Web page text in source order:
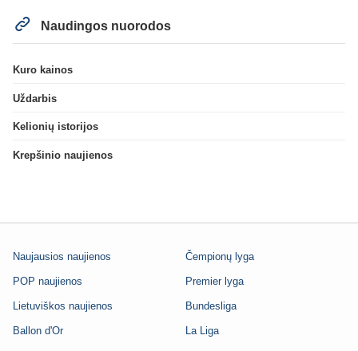
Naudingos nuorodos
Kuro kainos
Uždarbis
Kelionių istorijos
Krepšinio naujienos
Naujausios naujienos
POP naujienos
Lietuviškos naujienos
Ballon d'Or
Čempionų lyga
Premier lyga
Bundesliga
La Liga